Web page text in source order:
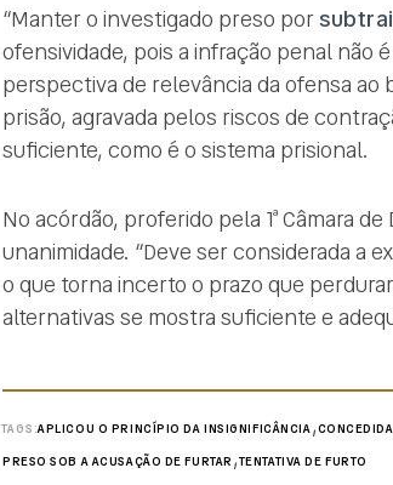
“Manter o investigado preso por
ofensividade, pois a infração penal não
perspectiva de relevância da ofensa
prisão, agravada pelos riscos de
suficiente, como é o sistema prisional.
No acórdão, proferido pela 1ª Câmara de
unanimidade. “Deve ser considerada a
o que torna incerto o prazo que
alternativas se mostra suficiente e
TAGS:APLICOU O PRINCÍPIO DA INSIGNIFICÂNCIA,
PRESO SOB A ACUSAÇÃO DE FURTAR ,TENTATIVA DE FURTO